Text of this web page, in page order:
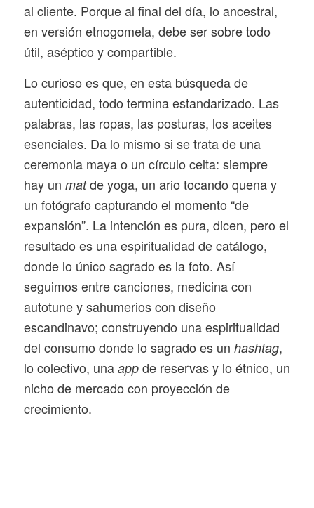
al cliente. Porque al final del día, lo ancestral,
en versión etnogomela, debe ser sobre todo
útil, aséptico y compartible.
Lo curioso es que, en esta búsqueda de
autenticidad, todo termina estandarizado. Las
palabras, las ropas, las posturas, los aceites
esenciales. Da lo mismo si se trata de una
ceremonia maya o un círculo celta: siempre
hay un matde yoga, un ario tocando quena y
un fotógrafo capturando el momento “de
expansión”. La intención es pura, dicen, pero el
resultado es una espiritualidad de catálogo,
donde lo único sagrado es la foto. Así
seguimos entre canciones, medicina con
autotune y sahumerios con diseño
escandinavo; construyendo una espiritualidad
del consumo donde lo sagrado es un hashtag,
lo colectivo, una appde reservas y lo étnico, un
nicho de mercado con proyección de
crecimiento.